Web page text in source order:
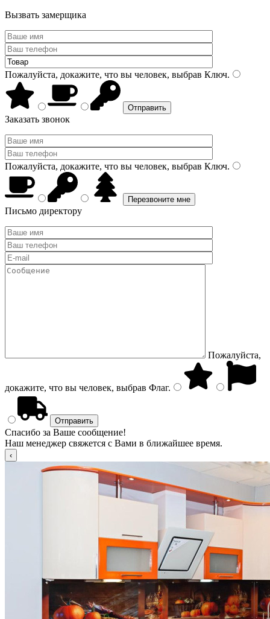
Вызвать замерщика
Пожалуйста, докажите, что вы человек, выбрав Ключ.
Заказать звонок
Пожалуйста, докажите, что вы человек, выбрав Ключ.
Письмо директору
Пожалуйста,
докажите, что вы человек, выбрав Флаг.
Спасибо за Ваше сообщение!
Наш менеджер свяжется с Вами в ближайшее время.